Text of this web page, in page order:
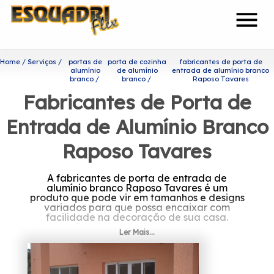
menu
Home Serviços
portas de
alumínio
branco
porta de cozinha
de alumínio
branco
fabricantes de porta de
entrada de alumínio branco
Raposo Tavares
Fabricantes de Porta de
Entrada de Alumínio Branco
Raposo Tavares
A fabricantes de porta de entrada de
alumínio branco Raposo Tavares é um
produto que pode vir em tamanhos e designs
variados para que possa encaixar com
facilidade na decoração de sua casa.
Descubra mais sobre
fabricantes de porta de
Ler Mais...